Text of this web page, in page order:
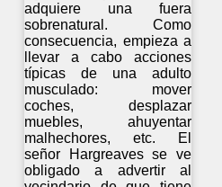
adquiere una fuera
sobrenatural. Como
consecuencia, empieza a
llevar a cabo acciones
típicas de una adulto
musculado: mover
coches, desplazar
muebles, ahuyentar
malhechores, etc. El
señor Hargreaves se ve
obligado a advertir al